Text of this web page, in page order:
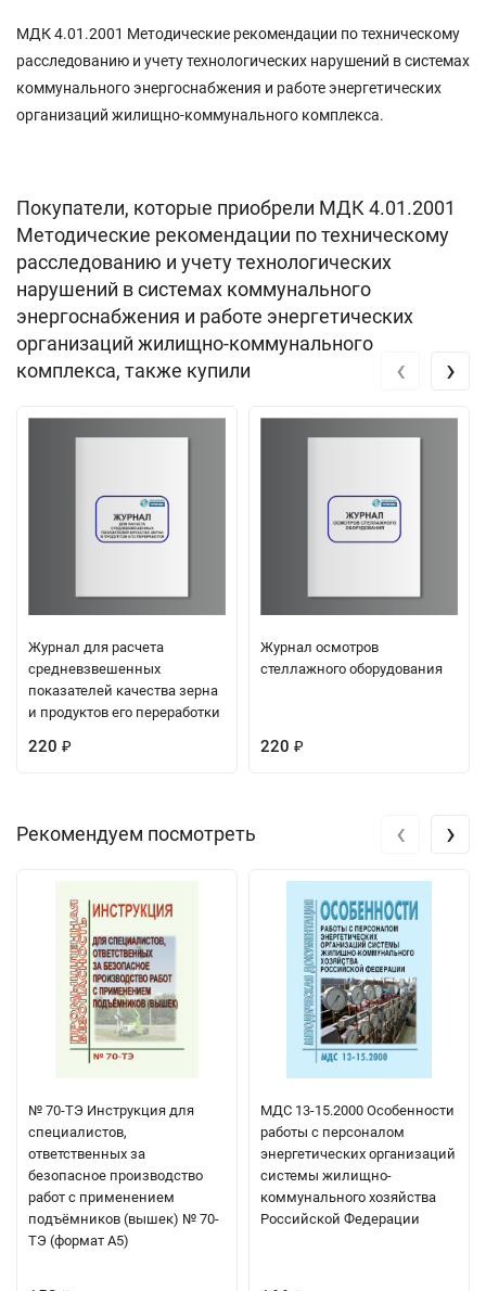
МДК 4.01.2001 Методические рекомендации по техническому
расследованию и учету технологических нарушений в системах
коммунального энергоснабжения и работе энергетических
организаций жилищно-коммунального комплекса.
Покупатели, которые приобрели МДК 4.01.2001
Методические рекомендации по техническому
расследованию и учету технологических
нарушений в системах коммунального
энергоснабжения и работе энергетических
организаций жилищно-коммунального
комплекса, также купили
Журнал для расчета
средневзвешенных
показателей качества зерна
и продуктов его переработки
220 ₽
Журнал осмотров
стеллажного оборудования
220 ₽
‹ ›
Рекомендуем посмотреть
№ 70-ТЭ Инструкция для
специалистов,
ответственных за
безопасное производство
работ с применением
подъёмников (вышек) № 70-
ТЭ (формат А5)
МДС 13-15.2000 Особенности
работы с персоналом
энергетических организаций
системы жилищно-
коммунального хозяйства
Российской Федерации
‹ ›